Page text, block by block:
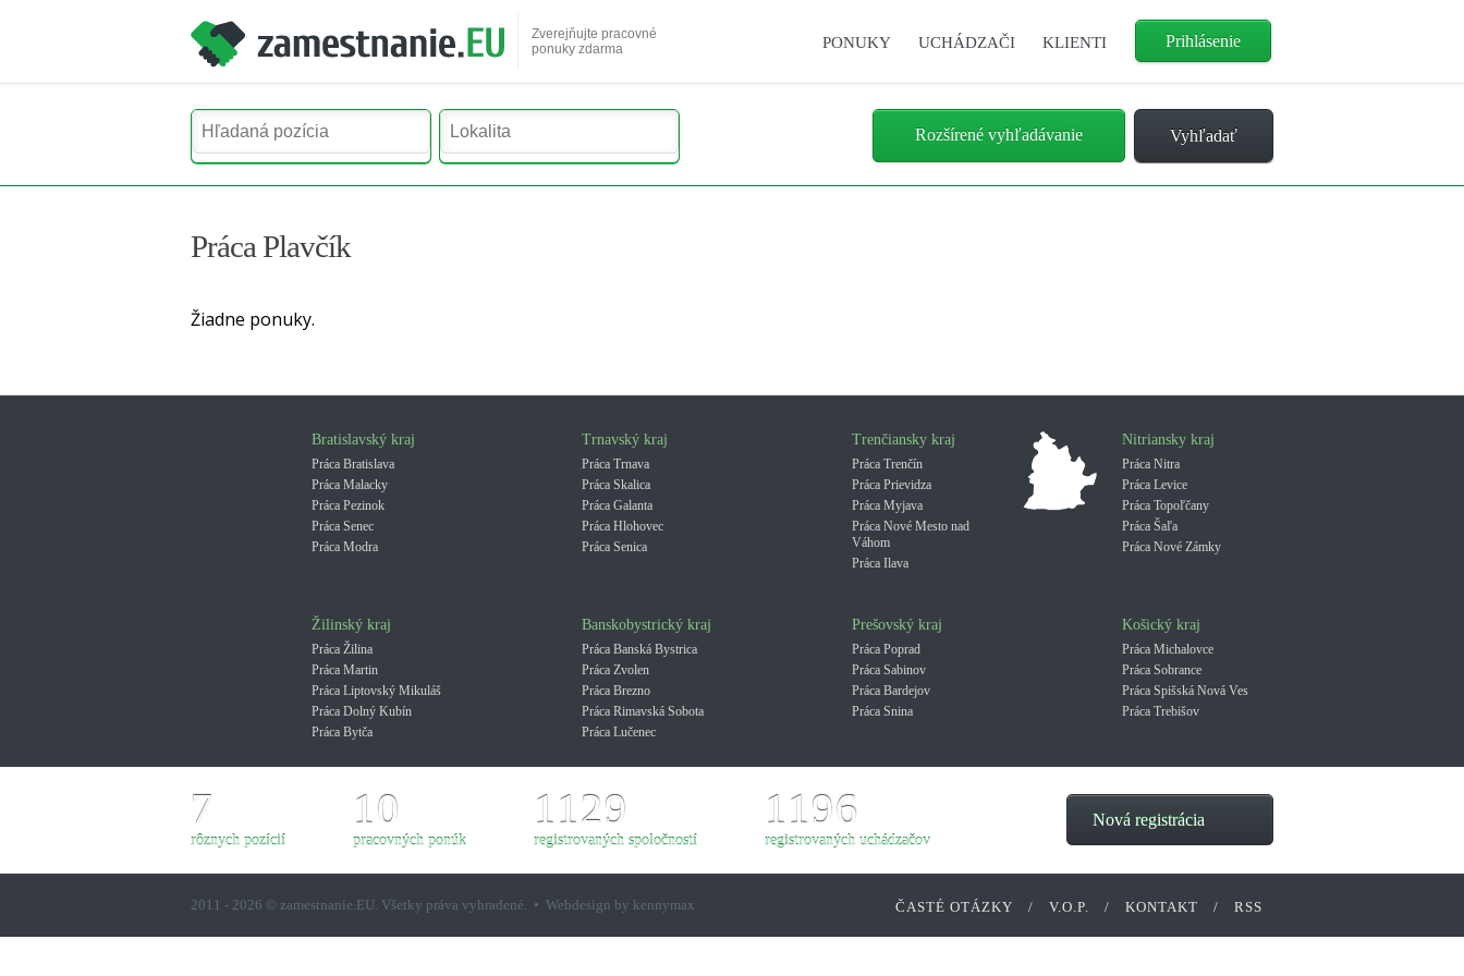
Zverejňujte pracovné
ponuky zdarma
Prihlásenie
PONUKY UCHÁDZAČI KLIENTI
Rozšírené vyhľadávanie
Práca Plavčík
Žiadne ponuky.
Bratislavský kraj
Práca Bratislava
Práca Malacky
Práca Pezinok
Práca Senec
Práca Modra
Trnavský kraj
Práca Trnava
Práca Skalica
Práca Galanta
Práca Hlohovec
Práca Senica
Trenčiansky kraj
Práca Trenčín
Práca Prievidza
Práca Myjava
Práca Nové Mesto nad
Váhom
Práca Ilava
Nitriansky kraj
Práca Nitra
Práca Levice
Práca Topoľčany
Práca Šaľa
Práca Nové Zámky
Žilinský kraj
Práca Žilina
Práca Martin
Práca Liptovský Mikuláš
Práca Dolný Kubín
Práca Bytča
Banskobystrický kraj
Práca Banská Bystrica
Práca Zvolen
Práca Brezno
Práca Rimavská Sobota
Práca Lučenec
Prešovský kraj
Práca Poprad
Práca Sabinov
Práca Bardejov
Práca Snina
Košický kraj
Práca Michalovce
Práca Sobrance
Práca Spišská Nová Ves
Práca Trebišov
7
rôznych pozícií
10
pracovných ponúk
1129
registrovaných spoločností
1196
registrovaných uchádzačov
Nová registrácia
2011 - 2026 © zamestnanie.EU. Všetky práva vyhradené. • Webdesign by kennymax ČASTÉ OTÁZKY / V.O.P. / KONTAKT / RSS